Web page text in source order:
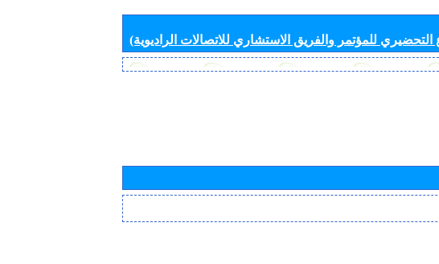
للمؤتمر والفريق الاستشاري للاتصالات الراديوية)